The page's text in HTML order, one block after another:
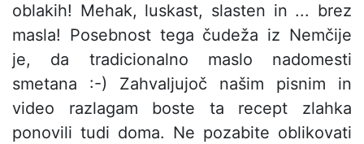
oblakih! Mehak, luskast, slasten in ... brez
masla! Posebnost tega čudeža iz Nemčije
je, da tradicionalno maslo nadomesti
smetana :-) Zahvaljujoč našim pisnim in
video razlagam boste ta recept zlahka
ponovili tudi doma. Ne pozabite oblikovati